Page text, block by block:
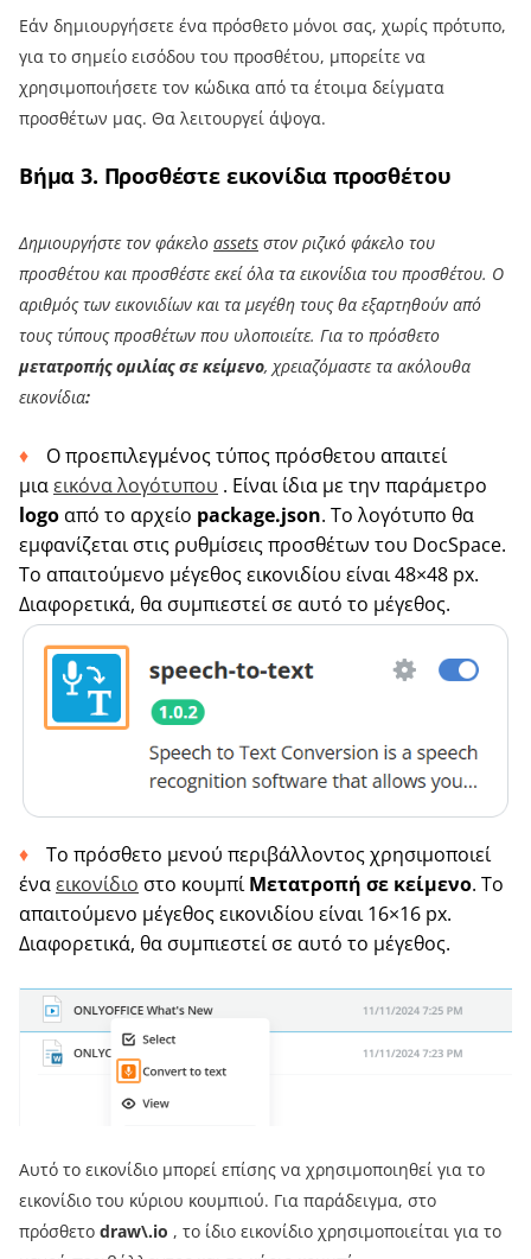
Εάν δημιουργήσετε ένα πρόσθετο μόνοι σας, χωρίς πρότυπο,
για το σημείο εισόδου του προσθέτου, μπορείτε να
χρησιμοποιήσετε τον κώδικα από τα έτοιμα δείγματα
προσθέτων μας. Θα λειτουργεί άψογα.
Βήμα 3. Προσθέστε εικονίδια προσθέτου
Δημιουργήστε τον φάκελο assets στον ριζικό φάκελο του
προσθέτου και προσθέστε εκεί όλα τα εικονίδια του προσθέτου. Ο
αριθμός των εικονιδίων και τα μεγέθη τους θα εξαρτηθούν από
τους τύπους προσθέτων που υλοποιείτε. Για το πρόσθετο
μετατροπής ομιλίας σε κείμενο, χρειαζόμαστε τα ακόλουθα
εικονίδια:
Ο προεπιλεγμένος τύπος πρόσθετου απαιτεί
μιαεικόνα λογότυπου . Είναι ίδια με την παράμετρο
logoαπό το αρχείο package.json. Το λογότυπο θα
εμφανίζεται στις ρυθμίσεις προσθέτων του DocSpace.
Το απαιτούμενο μέγεθος εικονιδίου είναι 48×48 px.
Διαφορετικά, θα συμπιεστεί σε αυτό το μέγεθος.
Το πρόσθετο μενού περιβάλλοντος χρησιμοποιεί
έναεικονίδιο στο κουμπίΜετατροπή σε κείμενο. Το
απαιτούμενο μέγεθος εικονιδίου είναι 16×16 px.
Διαφορετικά, θα συμπιεστεί σε αυτό το μέγεθος.
Αυτό το εικονίδιο μπορεί επίσης να χρησιμοποιηθεί για το
εικονίδιο του κύριου κουμπιού. Για παράδειγμα, στο
πρόσθετο draw\.io , το ίδιο εικονίδιο χρησιμοποιείται για το